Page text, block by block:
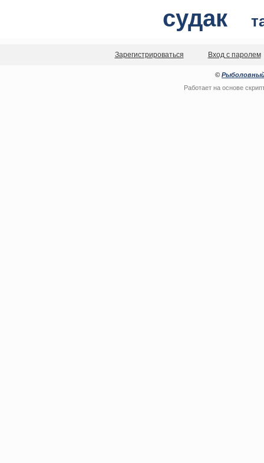
судак
Зарегистрироваться Вход с паролем
© Рыболовный
Работает на основе